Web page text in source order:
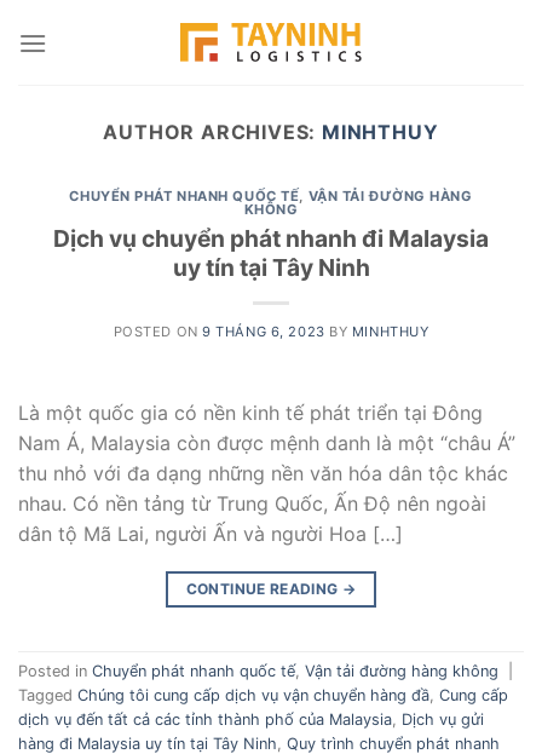
AUTHOR ARCHIVES: MINHTHUY
CHUYỂN PHÁT NHANH QUỐC TẾ, VẬN TẢI ĐƯỜNG HÀNG
KHÔNG
Dịch vụ chuyển phát nhanh đi Malaysia
uy tín tại Tây Ninh
POSTED ON9 THÁNG 6, 2023 BY MINHTHUY
Là một quốc gia có nền kinh tế phát triển tại Đông
Nam Á, Malaysia còn được mệnh danh là một “châu Á”
thu nhỏ với đa dạng những nền văn hóa dân tộc khác
nhau. Có nền tảng từ Trung Quốc, Ấn Độ nên ngoài
dân tộ Mã Lai, người Ấn và người Hoa […]
CONTINUE READING →
Posted in Chuyển phát nhanh quốc tế Vận tải đường hàng không
Tagged Chúng tôi cung cấp dịch vụ vận chuyển hàng đầ Cung cấp
dịch vụ đến tất cả các tỉnh thành phố của Malaysia Dịch vụ gửi
hàng đi Malaysia uy tín tại Tây Ninh Quy trình chuyển phát nhanh